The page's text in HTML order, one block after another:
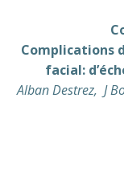
Complications
facial:
Alban Destrez, J